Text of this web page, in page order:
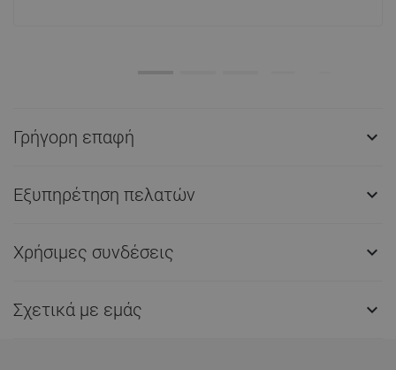
Γρήγορη επαφή 
Εξυπηρέτηση πελατών 
Χρήσιμες συνδέσεις 
Σχετικά με εμάς 